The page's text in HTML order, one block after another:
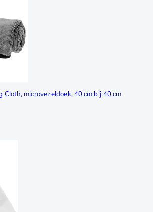
Cloth, microvezeldoek, 40 cm bij 40 cm